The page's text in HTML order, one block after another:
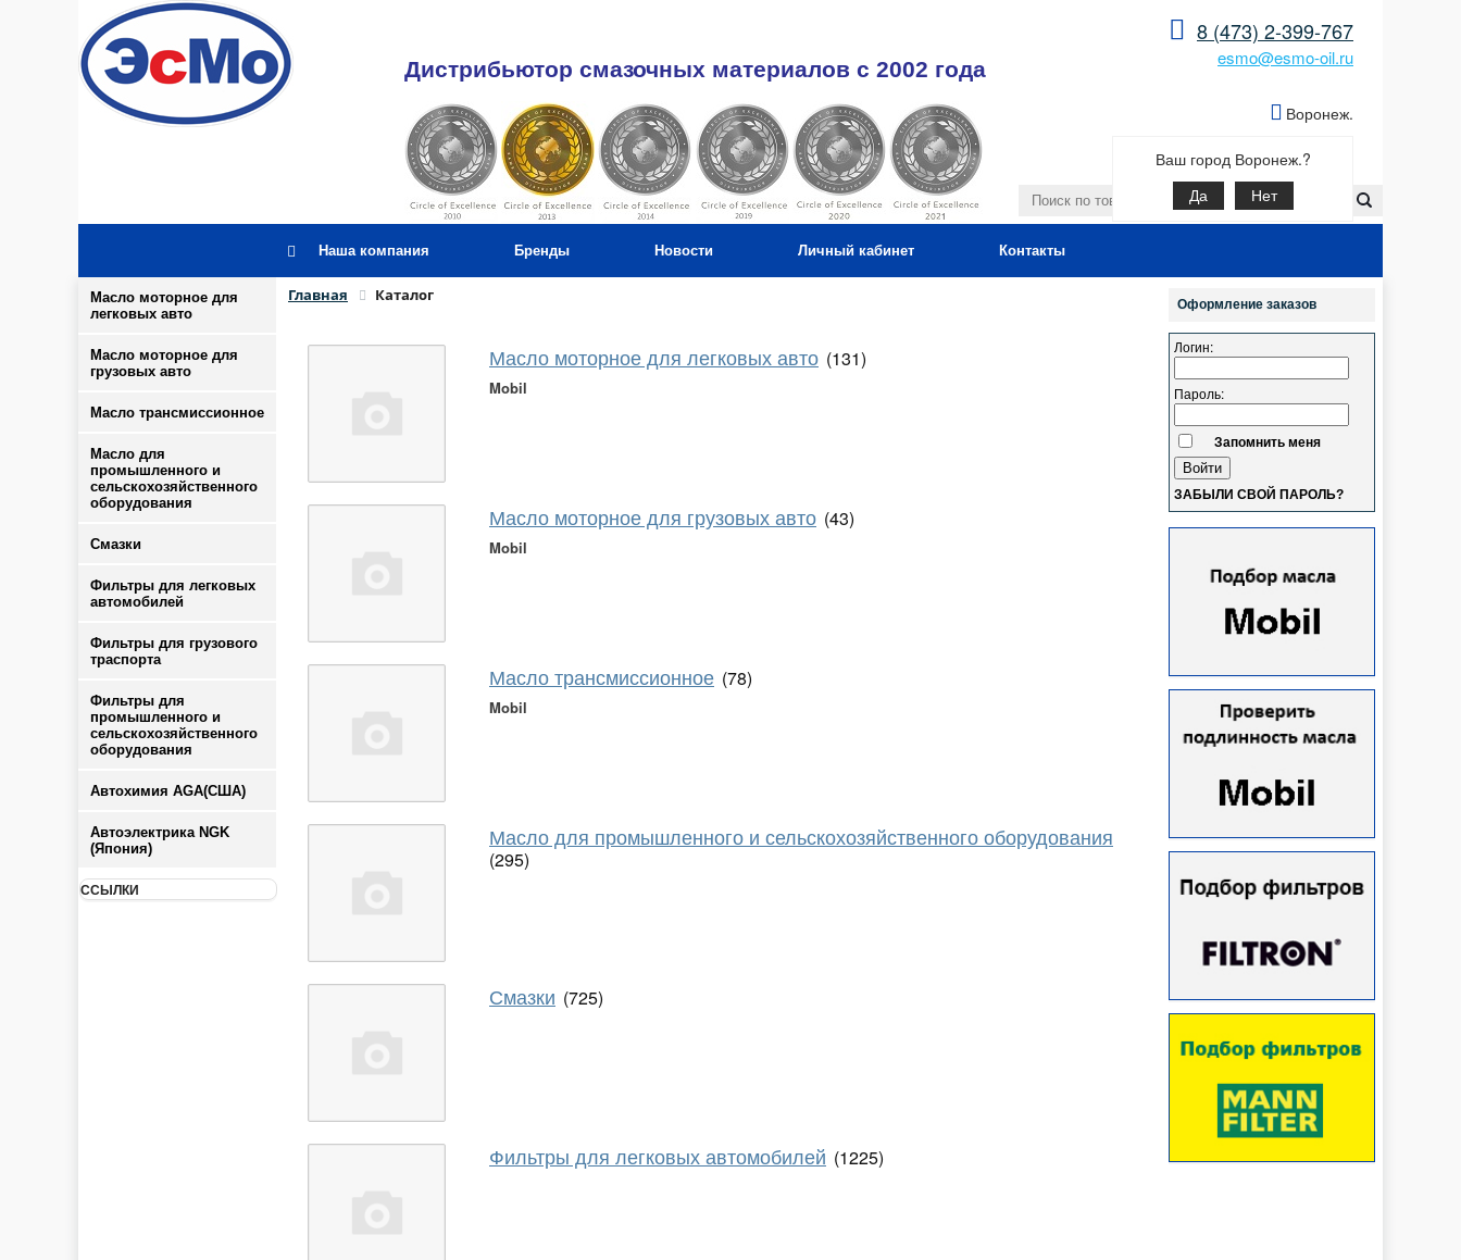
8 (473) 2-399-767
esmo@esmo-oil.ru
Дистрибьютор смазочных материалов c 2002 года
Воронеж.
Ваш город Воронеж.?
Да Нет
Наша компания Бренды Новости Личный кабинет Контакты
Масло моторное для
легковых авто
Масло моторное для
грузовых авто
Масло трансмиссионное
Масло для
промышленного и
сельскохозяйственного
оборудования
Смазки
Фильтры для легковых
автомобилей
Фильтры для грузового
траспорта
Фильтры для
промышленного и
сельскохозяйственного
оборудования
Автохимия AGA(США)
Автоэлектрика NGK
(Япония)
ССЫЛКИ
Главная Каталог
Масло моторное для легковых авто (131)
Mobil
Масло моторное для грузовых авто (43)
Mobil
Масло трансмиссионное (78)
Mobil
Масло для промышленного и сельскохозяйственного оборудования
(295)
Смазки (725)
Фильтры для легковых автомобилей (1225)
Оформление заказов
Логин:
Пароль:
Запомнить меня
ЗАБЫЛИ СВОЙ ПАРОЛЬ?